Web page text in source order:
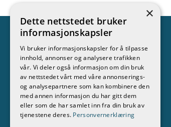
Kontakt
Stokken Båt & Motor AS
69 37 70 51
×
Dette nettstedet bruker
informasjonskapsler
Vi bruker informasjonskapsler for å tilpasse
innhold, annonser og analysere trafikken
vår. Vi deler også informasjon om din bruk
av nettstedet vårt med våre annonserings-
og analysepartnere som kan kombinere den
med annen informasjon du har gitt dem
eller som de har samlet inn fra din bruk av
tjenestene deres. Personvernerklæring